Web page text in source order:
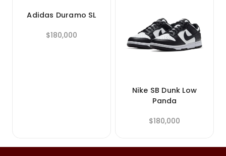
Adidas Duramo SL
$180,000
Nike SB Dunk Low
Panda
$180,000